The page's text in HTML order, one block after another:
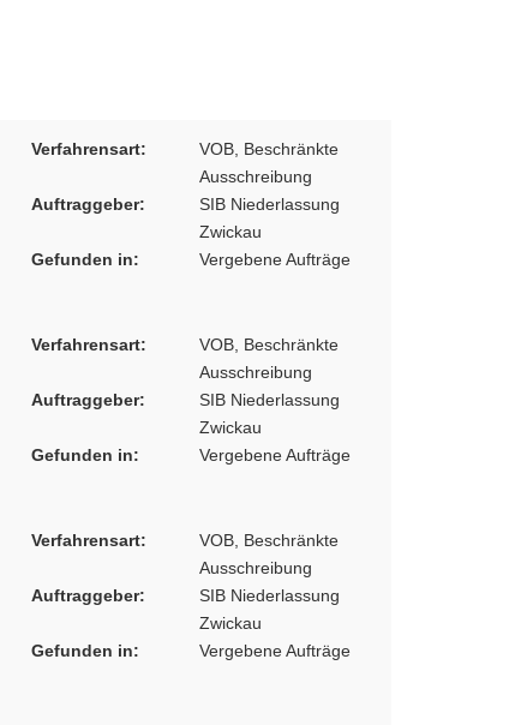
Verfahrensart:
VOB, Beschränkte
Ausschreibung
Auftraggeber:
SIB Niederlassung
Zwickau
Gefunden in:
Vergebene Aufträge
Verfahrensart:
VOB, Beschränkte
Ausschreibung
Auftraggeber:
SIB Niederlassung
Zwickau
Gefunden in:
Vergebene Aufträge
Verfahrensart:
VOB, Beschränkte
Ausschreibung
Auftraggeber:
SIB Niederlassung
Zwickau
Gefunden in:
Vergebene Aufträge